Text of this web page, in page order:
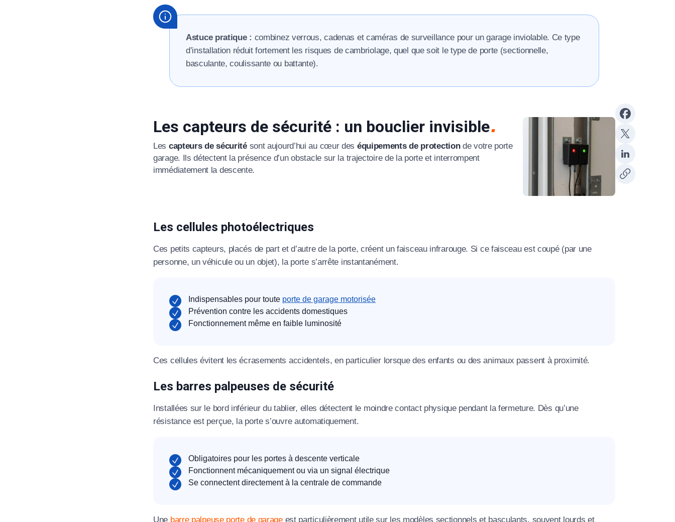
Astuce pratique : combinez verrous, cadenas et caméras de surveillance pour un garage inviolable. Ce type
d’installation réduit fortement les risques de cambriolage, quel que soit le type de porte (sectionnelle,
basculante, coulissante ou battante).
Les capteurs de sécurité : un bouclier invisible
Les capteurs de sécurité sont aujourd’hui au cœur des équipements de protectionde votre porte
garage. Ils détectent la présence d’un obstacle sur la trajectoire de la porte et interrompent
immédiatement la descente.
Les cellules photoélectriques
Ces petits capteurs, placés de part et d’autre de la porte, créent un faisceau infrarouge. Si ce faisceau est coupé (par une
personne, un véhicule ou un objet), la porte s’arrête instantanément.
Indispensables pour toute porte de garage motorisée
Prévention contre les accidents domestiques
Fonctionnement même en faible luminosité
Ces cellules évitent les écrasements accidentels, en particulier lorsque des enfants ou des animaux passent à proximité.
Les barres palpeuses de sécurité
Installées sur le bord inférieur du tablier, elles détectent le moindre contact physique pendant la fermeture. Dès qu’une
résistance est perçue, la porte s’ouvre automatiquement.
Obligatoires pour les portes à descente verticale
Fonctionnent mécaniquement ou via un signal électrique
Se connectent directement à la centrale de commande
Une barre palpeuse porte de garageest particulièrement utile sur les modèles sectionnels et basculants, souvent lourds et
Nous vous remercions pour
votre confiance !
Téléphone
Code Postal
Rappelez-moi